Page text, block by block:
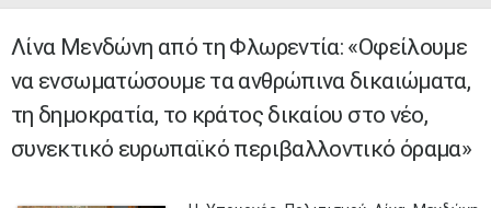
Λίνα Μενδώνη από τη Φλωρεντία: «Οφείλουμε
να ενσωματώσουμε τα ανθρώπινα δικαιώματα,
τη δημοκρατία, το κράτος δικαίου στο νέο,
συνεκτικό ευρωπαϊκό περιβαλλοντικό όραμα»